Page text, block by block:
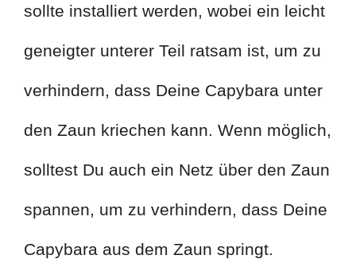
sollte installiert werden, wobei ein leicht
geneigter unterer Teil ratsam ist, um zu
verhindern, dass Deine Capybara unter
den Zaun kriechen kann. Wenn möglich,
solltest Du auch ein Netz über den Zaun
spannen, um zu verhindern, dass Deine
Capybara aus dem Zaun springt.